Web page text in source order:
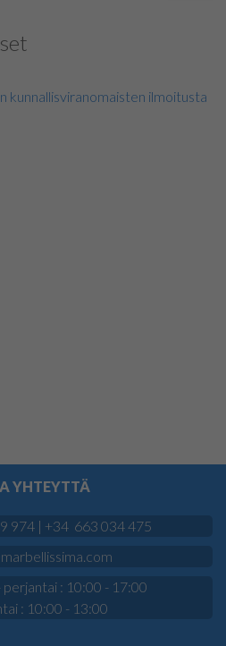
kunnallisviranomaisten ilmoitusta
YHTEYTTÄ
974| +34 663 034 475
perjantai : 10:00 - 17:00
: 10:00 - 13:00